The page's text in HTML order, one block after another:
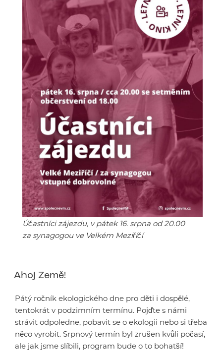
Účastníci zájezdu, v pátek 16. srpna od 20.00
za synagogou ve Velkém Meziříčí
Ahoj Země!
Pátý ročník ekologického dne pro děti i dospělé,
tentokrát v podzimním termínu. Pojďte s námi
strávit odpoledne, pobavit se o ekologii nebo si třeba
něco vyrobit. Srpnový termín byl zrušen kvůli počasí,
ale jak jsme slíbili, program bude o to bohatší!